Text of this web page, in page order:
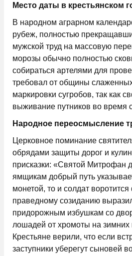
Место даты в крестьянском
В народном аграрном
рубеж, полностью
мужской труд на массовую
морозы обычно полностью
собираться артелями для
требовал от общины
маркировки сугробов, так как
выживание путников во время
Народное переосмысление
Церковное поминание
обрядами защиты дорог и
присказки: «Святой Митрофан
ямщикам добрый путь
монетой, то и солдат
праведному созиданию
придорожным избушкам со
лошадей от хромоты на зимних
Крестьяне верили, что если
заступники уберегут сыновей